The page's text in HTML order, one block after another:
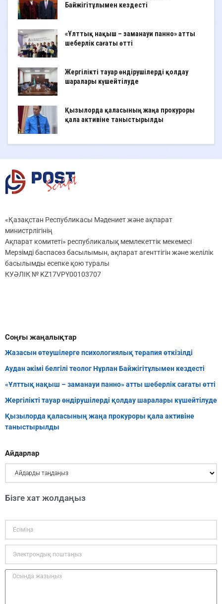
Байжігітұлымен кездесті
«Ұлттық нақыш – заманауи панно» атты
шеберлік сағаты өтті
Жергілікті тауар өндірушілерді қолдау
шаралары күшейтілуде
Қызылорда қаласының жаңа прокуроры
қала активіне таныстырылды
«Қазақстан Республикасы Мәдениет және ақпарат
министрлігінің
Ақпарат комитеті» республикалық мемлекеттік мекемесі
Мерзімді баспасөз басылымын, ақпарат агенттігін және желілік
басылымды есепке қою туралы
КУӘЛІК № KZ17VPY00103707
Соңғы жаңалықтар
Жазасын өтеушілерге психологиялық терапия өткізілді
Аудан әкімі белгілі теолог Нұрлан Байжігітұлымен кездесті
«Ұлттық нақыш – заманауи панно» атты шеберлік сағаты өтті
Жергілікті тауар өндірушілерді қолдау шаралары күшейтілуде
Қызылорда қаласының жаңа прокуроры қала активіне
таныстырылды
Айдарлар
Бізге хат жолдаңыз